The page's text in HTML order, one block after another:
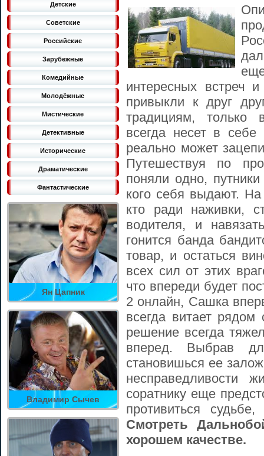
Детские
Советские
Российские
Зарубежные
Комедийные
Молодёжные
Мистические
Детективные
Исторические
Драматические
Фантастические
Ян Цапник
Владимир Сычев
интересных встреч
привыкли к друг
традициям, только
всегда несет в себе
реально может
Путешествуя по
поняли одно,
кого себя выдают. На
кто ради наживки,
водителя, и
гонится банда
товар, и остаться
всех сил от этих
что впереди будет
2 онлайн, Сашка
всегда витает
решение всегда
вперед. Выбрав
становишься ее
несправедливости
соратнику еще
противиться
Смотреть
хорошем качестве.